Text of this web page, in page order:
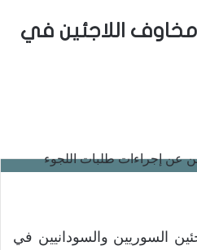
اللاجئين في
السوريين والسودانيين في